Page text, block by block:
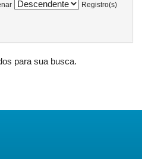
Registro(s)
para sua busca.